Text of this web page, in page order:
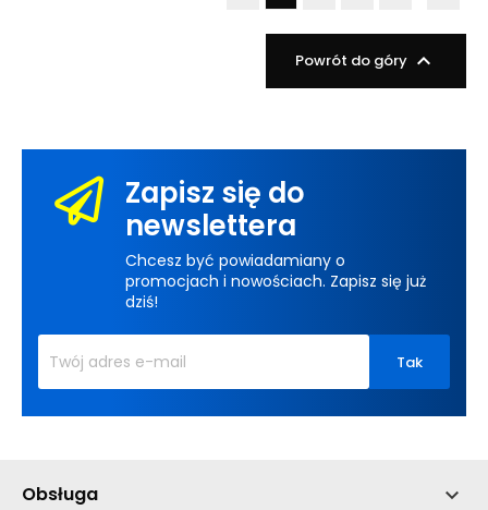
Powrót do góry 
Zapisz się do
newslettera
Chcesz być powiadamiany o
promocjach i nowościach. Zapisz się już
dziś!
Obsługa 